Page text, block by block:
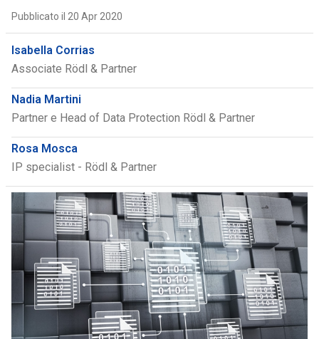
Pubblicato il 20 Apr 2020
Isabella Corrias
Associate Rödl & Partner
Nadia Martini
Partner e Head of Data Protection Rödl & Partner
Rosa Mosca
IP specialist - Rödl & Partner